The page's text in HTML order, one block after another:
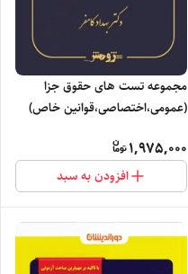
مجموعه تست های حقوق جزا
(عمومی،اختصاصی،قوانین خاص)
1,975,000
افزودن به سبد